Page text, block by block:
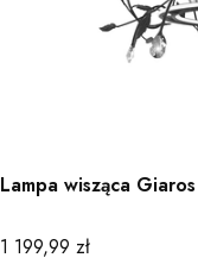
Lampa wisząca
Cena
1 199,99 zł